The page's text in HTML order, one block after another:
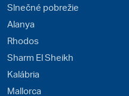
Slnečné pobrežie
Alanya
Rhodos
Sharm El Sheikh
Kalábria
Mallorca